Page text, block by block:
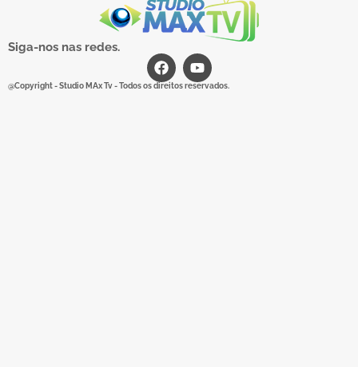
Siga-nos nas redes.
@Copyright - Studio MAx Tv - Todos os direitos reservados.